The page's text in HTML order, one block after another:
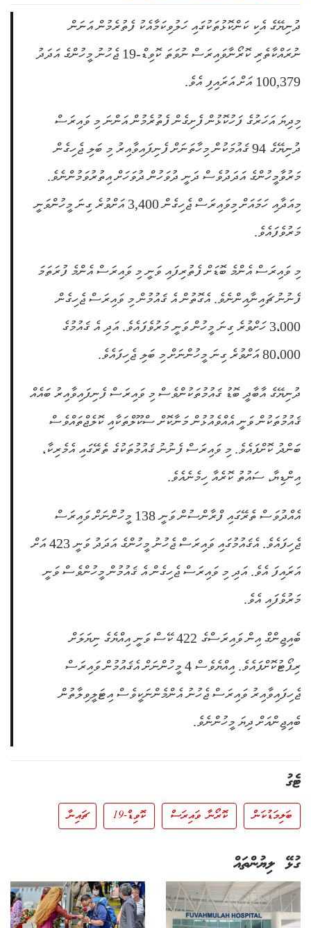
ދުނިޔޭގެ އެކި ކަންކޮޅުތަކުގައި ހަލުވިކަމާއެކު ފެތުރެމުން އަނަން
ނުރައްކާތެރި ކޮރޯނާވައިރަސް ނުވަތަ ކޮވިޑް-19 ޖެހުނު މީހުންގެ އަދަދު
100,379 އަށް އަރައިފި އެވެ.
މިދިޔަ އަހަރުގެ ފަހުކޮޅުން ފެށިގެން ފެތުރެމުން އަންނަ މި ވައިރަސް
ދުނިޔޭގެ 94 ޤައުމަކުން މިހާތަނަށް ފެނިފައިވާއިރު މި ބަލި ޖެހިގެން
މަރުވާމީހުންގެ އަދަދުވެސް ދަނީ ދުވަހުން ދުވަހަށް އިތުރުވަމުންނެވެ.
މިއަދާއި ހަމައަށް މިވައިރަސް ޖެހިގެން 3,400 އަށްވުރެ ގިނަ މީހުންވަނީ
މަރުވެފައެވެ.
މި ވައިރަސް އެންމެ ބޮޑަށް ފެތުރިފައި ވަނީ މި ވައިރަސް އެންމެ ފުރަތަމަ
ފެނުނު ޗައިނާއިންނެވެ. އެގޮތުން އެ ޤައުމުން މި ވައިރަސް ޖެހިގެން
3،000 ހަށްވުރެ ގިނަ މީހުން ވަނީ މަރުވެފައެވެ. އަދި އެ ޤައުމުގެ
80،000 އަށްވުރެ ގިނަ މީހުންނަށް މި ބަލި ޖެހިފައެވެ.
ދުނިޔޭގެ އާބާދީ ބޮޑު ޤައުމުތަކުންވެސް މި ވައިރަސް ފެނިފައިވާއިރު ބައެއް
ޤައުމުތަކުން ވަނީ އެއްވެއުޅުން މަނާކޮށް ސްކޫލްތަކާއި ކޮލެޖްތައްވެސް
ބަންދު ކޮށްފައެވެ. މި ވައިރަސް ފެނުނު ޤައުމުތަކުގެ ތެރޭގައި އެމެރިކާ،
އިންޑިޔާ، ސައުތު ކޮރެއާ ހިމެނެއެވެ.
އެއްދުވަސް ތެރޭގައި ފްރާންސުން ވަނީ 138 މީހުންނަށް ވައިރަސް
ޖެހިފައެވެ. އެޤައުމުގައި ވައިރަސް ޖެހުނު މީހުންގެ އަދަދު ވަނީ 423 އަށް
އަރައިފަ އެވެ. އަދި މި ވައިރަސް ޖެހިގެން އެ ޤައުމުން މީހުންވެސް ވަނީ
މަރުވެފައި އެވެ.
ބެއިޖިންގް އިން ވައިރަސްގެ 422 ކޭސް ވަނީ އިއްޔެގެ ނިޔަލަށް
ރިޕޯޓުކޮށްފައެވެ. އިއްޔެވެސް 4 މީހުންނަށް އެޤައުމުން ވައިރަސް
ޖެހިފައިވާއިރު ވައިރަސް ޖެހުނު އެންމެންނަކީވެސް އިޓަލީވިލާތުން
ބެއިޖިންއަށް ދިޔަ މީހުންނެވެ.
ޓެގު
ބަލިމަޑުކަން ކޮރޯނާ ވައިރަސް ކޮވިޑް-19 ޗައިނާ
ގުޅޭ ލިޔުންތައް